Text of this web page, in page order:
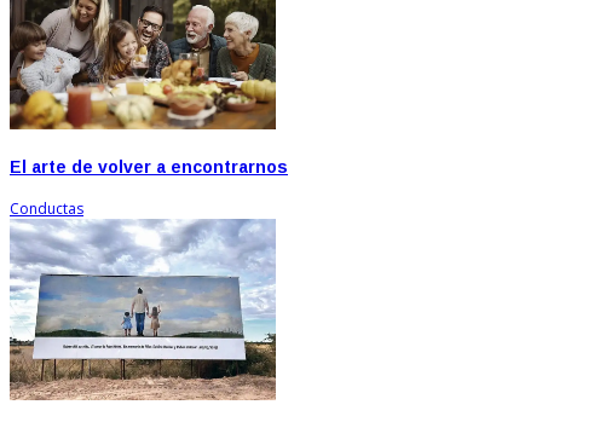
El arte de volver a encontrarnos
Conductas